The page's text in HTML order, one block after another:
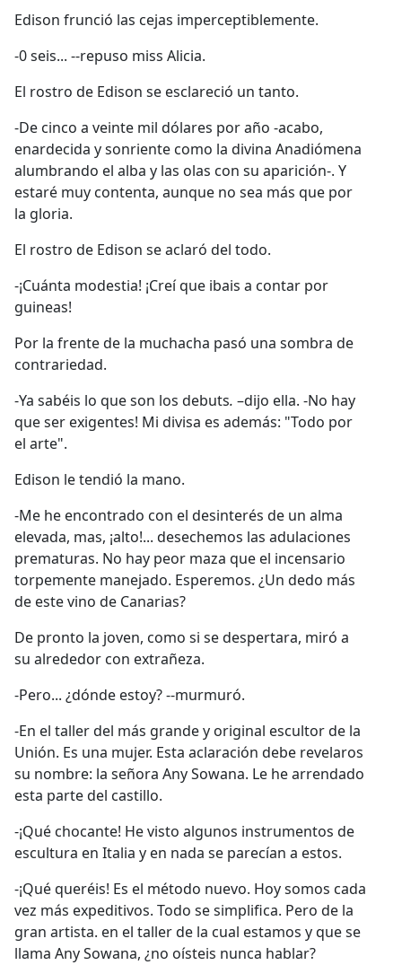
Edison frunció las cejas imperceptiblemente.
-0 seis... --repuso miss Alicia.
El rostro de Edison se esclareció un tanto.
-De cinco a veinte mil dólares por año -acabo,
enardecida y sonriente como la divina Anadiómena
alumbrando el alba y las olas con su aparición-. Y
estaré muy contenta, aunque no sea más que por
la gloria.
El rostro de Edison se aclaró del todo.
-¡Cuánta modestia! ¡Creí que ibais a contar por
guineas!
Por la frente de la muchacha pasó una sombra de
contrariedad.
-Ya sabéis lo que son los debuts. –dijo ella. -No hay
que ser exigentes! Mi divisa es además: "Todo por
el arte".
Edison le tendió la mano.
-Me he encontrado con el desinterés de un alma
elevada, mas, ¡alto!... desechemos las adulaciones
prematuras. No hay peor maza que el incensario
torpemente manejado. Esperemos. ¿Un dedo más
de este vino de Canarias?
De pronto la joven, como si se despertara, miró a
su alrededor con extrañeza.
-Pero... ¿dónde estoy? --murmuró.
-En el taller del más grande y original escultor de la
Unión. Es una mujer. Esta aclaración debe revelaros
su nombre: la señora Any Sowana. Le he arrendado
esta parte del castillo.
-¡Qué chocante! He visto algunos instrumentos de
escultura en Italia y en nada se parecían a estos.
-¡Qué queréis! Es el método nuevo. Hoy somos cada
vez más expeditivos. Todo se simplifica. Pero de la
gran artista. en el taller de la cual estamos y que se
llama Any Sowana, ¿no oísteis nunca hablar?